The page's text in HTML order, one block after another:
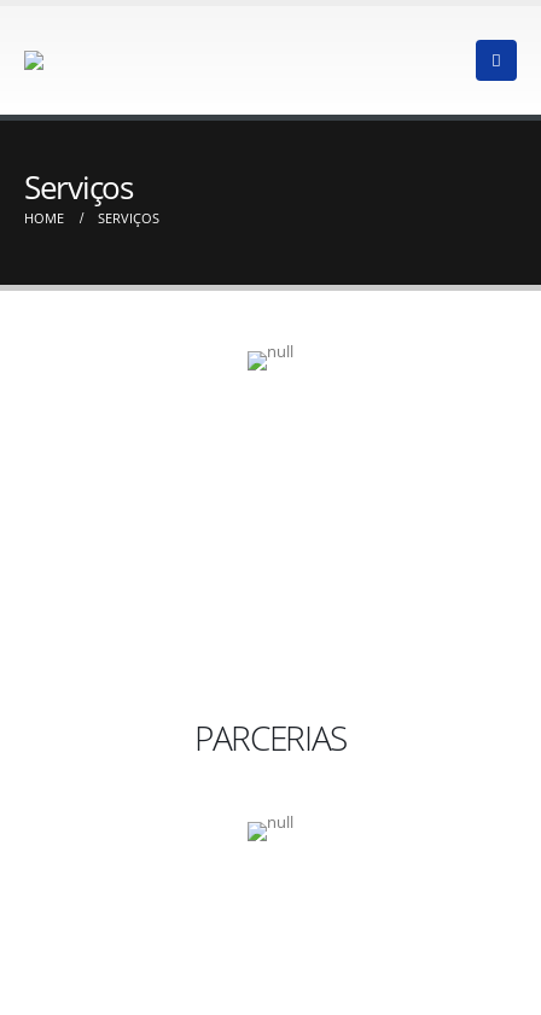
Serviços
HOME SERVIÇOS
PARCERIAS